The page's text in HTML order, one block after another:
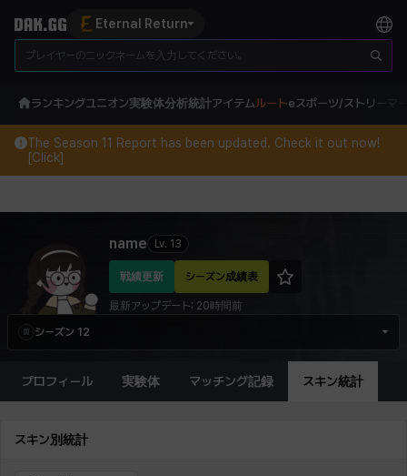
Eternal Return
ランキングユニオン実験体分析統計アイテムルートeスポーツ/ストリーマ
The Season 11 Report has been updated. Check it out now!
[Click]
name
Lv. 13
戦績更新 シーズン成績表
最新アップデート: 20時間前
シーズン 12
プロフィール 実験体 マッチング記録 スキン統計
スキン別統計